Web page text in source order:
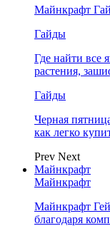
Майнкрафт
Гайды
Где найти все
растения,
Гайды
Черная
как легко
Prev Next
Майнкрафт
Майнкрафт
Майнкрафт
благодаря